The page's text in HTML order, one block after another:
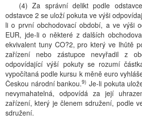
(4) Za správní delikt podle
odstavce 2 se uloží pokuta ve výši
li o první obchodovací období, a ve výši
EUR, jde-li o některé z dalších
ekvivalent tuny CO?2, pro který ve lhůtě
zařízení nebo zástupce nevyřadil z
odpovídající výší pokuty se rozumí
vypočítaná podle kursu k měně euro
Českou národní bankou.9) Je-li pokuta
nevymahatelná, odpovídá za její
zařízení, který je členem sdružení, podle
sdružení.